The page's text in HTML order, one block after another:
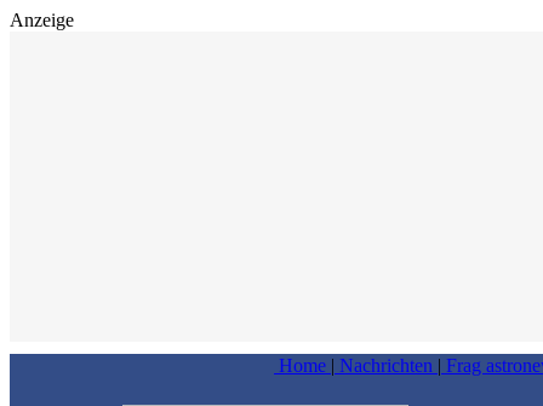
Anzeige
Home | Nachrichten | Frag